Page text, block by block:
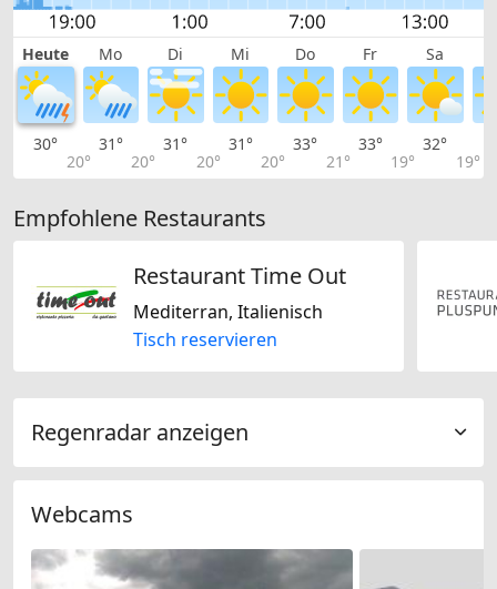
Heute Mo Di Mi Do Fr Sa
30°
20°
31°
20°
31°
20°
31°
20°
33°
21°
33°
19°
32°
19°
Empfohlene Restaurants
Restaurant Time Out
Mediterran, Italienisch
Tisch reservieren
Regenradar anzeigen
Webcams